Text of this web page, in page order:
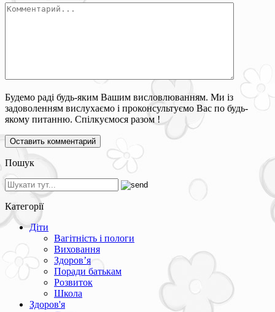
Будемо раді будь-яким Вашим висловлюванням. Ми із
задоволенням вислухаємо і проконсультуємо Вас по будь-
якому питанню. Спілкуємося разом !
Пошук
Категорії
Діти
Вагітність і пологи
Виховання
Здоров’я
Поради батькам
Розвиток
Школа
Здоров'я